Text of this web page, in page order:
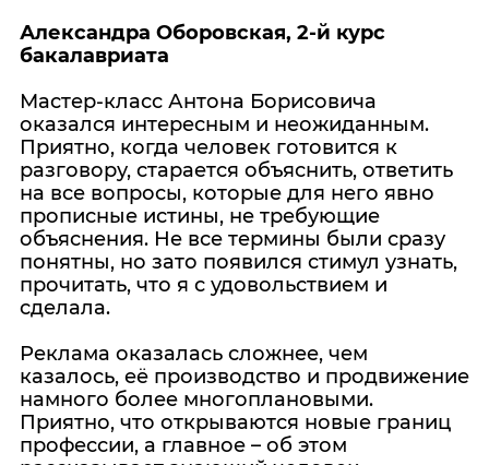
Александра Оборовская, 2-й курс
бакалавриата
Мастер-класс Антона Борисовича
оказался интересным и неожиданным.
Приятно, когда человек готовится к
разговору, старается объяснить, ответить
на все вопросы, которые для него явно
прописные истины, не требующие
объяснения. Не все термины были сразу
понятны, но зато появился стимул узнать,
прочитать, что я с удовольствием и
сделала.
Реклама оказалась сложнее, чем
казалось, её производство и продвижение
намного более многоплановыми.
Приятно, что открываются новые границ
профессии, а главное – об этом